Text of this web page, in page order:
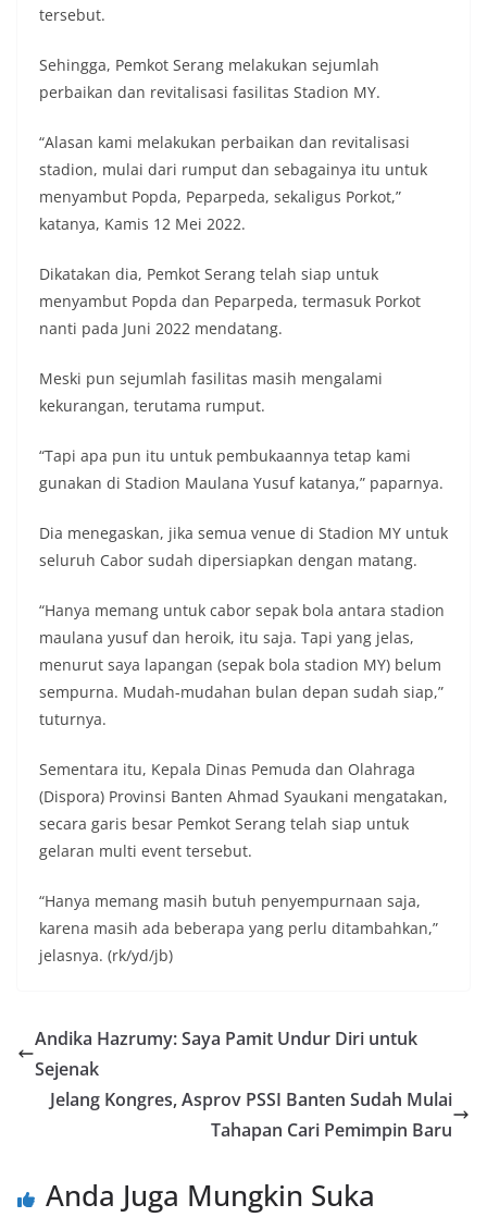
tersebut.
Sehingga, Pemkot Serang melakukan sejumlah
perbaikan dan revitalisasi fasilitas Stadion MY.
“Alasan kami melakukan perbaikan dan revitalisasi
stadion, mulai dari rumput dan sebagainya itu untuk
menyambut Popda, Peparpeda, sekaligus Porkot,”
katanya, Kamis 12 Mei 2022.
Dikatakan dia, Pemkot Serang telah siap untuk
menyambut Popda dan Peparpeda, termasuk Porkot
nanti pada Juni 2022 mendatang.
Meski pun sejumlah fasilitas masih mengalami
kekurangan, terutama rumput.
“Tapi apa pun itu untuk pembukaannya tetap kami
gunakan di Stadion Maulana Yusuf katanya,” paparnya.
Dia menegaskan, jika semua venue di Stadion MY untuk
seluruh Cabor sudah dipersiapkan dengan matang.
“Hanya memang untuk cabor sepak bola antara stadion
maulana yusuf dan heroik, itu saja. Tapi yang jelas,
menurut saya lapangan (sepak bola stadion MY) belum
sempurna. Mudah-mudahan bulan depan sudah siap,”
tuturnya.
Sementara itu, Kepala Dinas Pemuda dan Olahraga
(Dispora) Provinsi Banten Ahmad Syaukani mengatakan,
secara garis besar Pemkot Serang telah siap untuk
gelaran multi event tersebut.
“Hanya memang masih butuh penyempurnaan saja,
karena masih ada beberapa yang perlu ditambahkan,”
jelasnya. (rk/yd/jb)
Andika Hazrumy: Saya Pamit Undur Diri untuk
Sejenak
Jelang Kongres, Asprov PSSI Banten Sudah Mulai
Tahapan Cari Pemimpin Baru
Anda Juga Mungkin Suka